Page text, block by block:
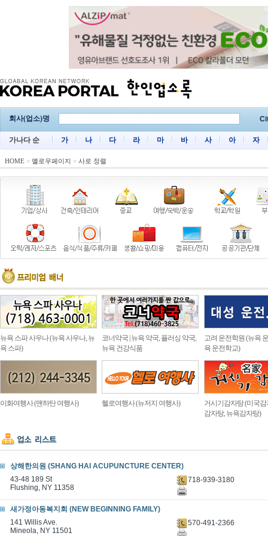
회사(업소)명
가나다 순 가 나 다 라 마 바 사 아 자
HOME > 옐로우페이지 > 사로 정렬
뉴욕 스파 사우나 (뉴욕 사우나, 뉴
욕 스파)
코너약국 | 뉴욕 약국, 플러싱 약국,
뉴욕 건강식품
고려 운전학원 (뉴욕
욕 운전학교)
이화여행사 (맨하탄 여행사) 헬로여행사 (뉴저지 여행사)
거시기감자탕 (미국감
감자탕, 뉴욕감자탕)
상해한의원 (SHANG HAI ACUPUNCTURE CENTER)
43-48 189 St
Flushing, NY 11358
718-939-3180
새가정아동복지회 (NEW BEGINNING FAMILY)
141 Willis Ave.
Mineola, NY 11501
570-491-2366